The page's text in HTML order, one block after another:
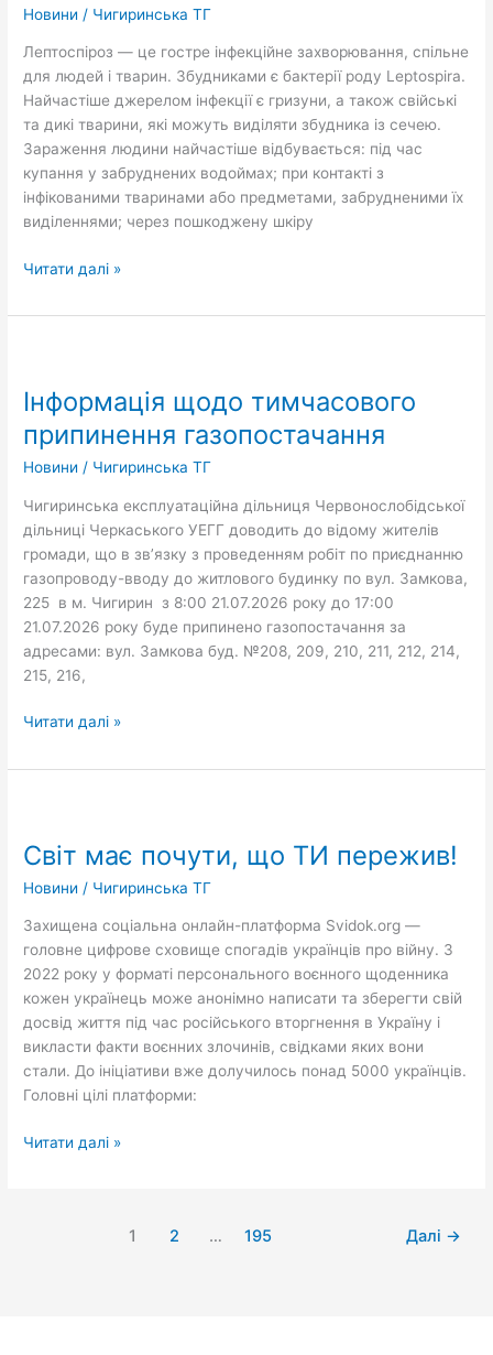
Новини / Чигиринська ТГ
Лептоспіроз — це гостре інфекційне захворювання, спільне
для людей і тварин. Збудниками є бактерії роду Leptospira.
Найчастіше джерелом інфекції є гризуни, а також свійські
та дикі тварини, які можуть виділяти збудника із сечею.
Зараження людини найчастіше відбувається: під час
купання у забруднених водоймах; при контакті з
інфікованими тваринами або предметами, забрудненими їх
виділеннями; через пошкоджену шкіру
Читати далі »
Інформація щодо тимчасового
припинення газопостачання
Новини / Чигиринська ТГ
Чигиринська експлуатаційна дільниця Червонослобідської
дільниці Черкаського УЕГГ доводить до відому жителів
громади, що в зв’язку з проведенням робіт по приєднанню
газопроводу-вводу до житлового будинку по вул. Замкова,
225 в м. Чигирин з 8:00 21.07.2026 року до 17:00
21.07.2026 року буде припинено газопостачання за
адресами: вул. Замкова буд. №208, 209, 210, 211, 212, 214,
215, 216,
тимчасового
газопостачання
Читати далі »
Світ має почути, що ТИ пережив!
Новини / Чигиринська ТГ
Захищена соціальна онлайн-платформа Svidok.org —
головне цифрове сховище спогадів українців про війну. З
2022 року у форматі персонального воєнного щоденника
кожен українець може анонімно написати та зберегти свій
досвід життя під час російського вторгнення в Україну і
викласти факти воєнних злочинів, свідками яких вони
стали. До ініціативи вже долучилось понад 5000 українців.
Головні цілі платформи:
почути,
пережив!
Читати далі »
1 2 … 195 Далі →